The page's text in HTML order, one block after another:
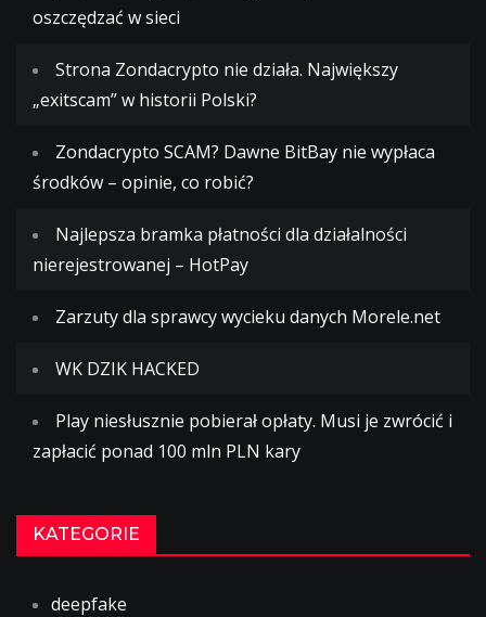
oszczędzać w sieci
Strona Zondacrypto nie działa. Największy
„exitscam” w historii Polski?
Zondacrypto SCAM? Dawne BitBay nie wypłaca
środków – opinie, co robić?
Najlepsza bramka płatności dla działalności
nierejestrowanej – HotPay
Zarzuty dla sprawcy wycieku danych Morele.net
WK DZIK HACKED
Play niesłusznie pobierał opłaty. Musi je zwrócić i
zapłacić ponad 100 mln PLN kary
KATEGORIE
deepfake